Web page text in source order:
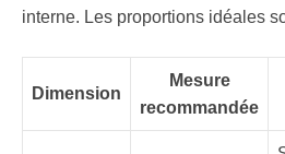
interne. Les proportions idéales
Dimension
Mesure
recommandée